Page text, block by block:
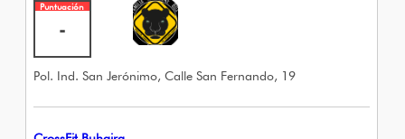
Puntuación
-
Pol. Ind. San Jerónimo, Calle San Fernando, 19